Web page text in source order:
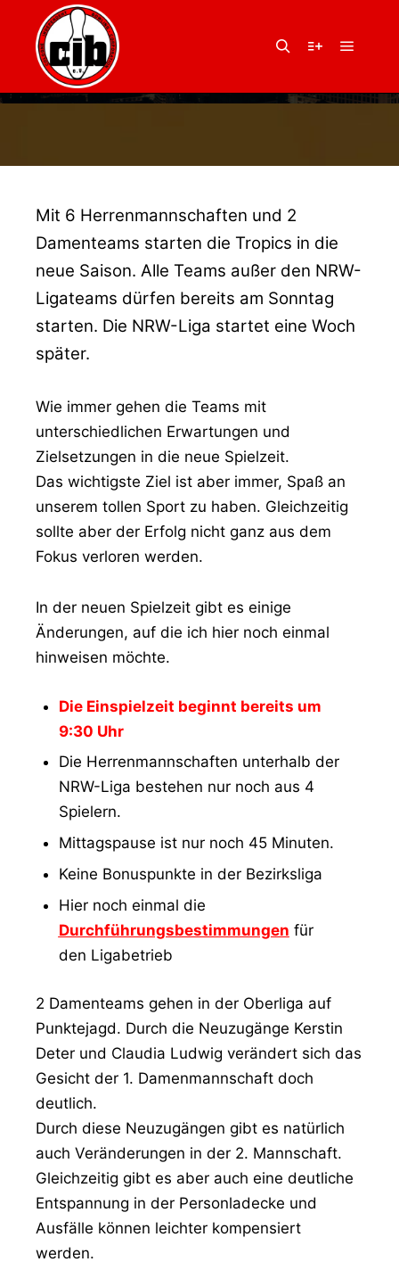
15. September 2018
NEUE SAISON
STARTET
Mit 6 Herrenmannschaften und 2
Damenteams starten die Tropics in die
neue Saison. Alle Teams außer den NRW-
Ligateams dürfen bereits am Sonntag
starten. Die NRW-Liga startet eine Woch
später.
Wie immer gehen die Teams mit
unterschiedlichen Erwartungen und
Zielsetzungen in die neue Spielzeit.
Das wichtigste Ziel ist aber immer, Spaß an
unserem tollen Sport zu haben. Gleichzeitig
sollte aber der Erfolg nicht ganz aus dem
Fokus verloren werden.
In der neuen Spielzeit gibt es einige
Änderungen, auf die ich hier noch einmal
hinweisen möchte.
Die Einspielzeit beginnt bereits um
9:30 Uhr
Die Herrenmannschaften unterhalb der
NRW-Liga bestehen nur noch aus 4
Spielern.
Mittagspause ist nur noch 45 Minuten.
Keine Bonuspunkte in der Bezirksliga
Hier noch einmal die
Durchführungsbestimmungen für
den Ligabetrieb
2 Damenteams gehen in der Oberliga auf
Punktejagd. Durch die Neuzugänge Kerstin
Deter und Claudia Ludwig verändert sich das
Gesicht der 1. Damenmannschaft doch
deutlich.
Durch diese Neuzugängen gibt es natürlich
auch Veränderungen in der 2. Mannschaft.
Gleichzeitig gibt es aber auch eine deutliche
Entspannung in der Personladecke und
Ausfälle können leichter kompensiert
werden.